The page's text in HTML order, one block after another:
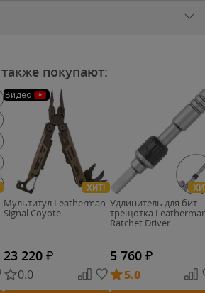
покупают:
Видео
ХИТ!
Мультитул Leatherman
Signal Coyote
23 220 ₽
0.0
Удлинитель для бит-
трещотка
Ratchet Driver
5 760 ₽
5.0